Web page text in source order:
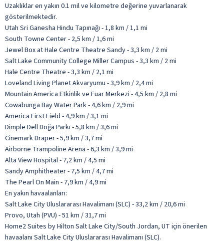
Uzaklıklar en yakın 0.1 mil ve kilometre değerine yuvarlanarak
gösterilmektedir.
Utah Sri Ganesha Hindu Tapınağı - 1,8 km / 1,1 mi
South Towne Center - 2,5 km / 1,6 mi
Jewel Box at Hale Centre Theatre Sandy - 3,3 km / 2 mi
Salt Lake Community College Miller Campus - 3,3 km / 2 mi
Hale Centre Theatre - 3,3 km / 2,1 mi
Loveland Living Planet Akvaryumu - 3,9 km / 2,4 mi
Mountain America Etkinlik ve Fuar Merkezi - 4,5 km / 2,8 mi
Cowabunga Bay Water Park - 4,6 km / 2,9 mi
America First Field - 4,9 km / 3,1 mi
Dimple Dell Doğa Parkı - 5,8 km / 3,6 mi
Cinemark Draper - 5,9 km / 3,7 mi
Airborne Trampoline Arena - 6,3 km / 3,9 mi
Alta View Hospital - 7,2 km / 4,5 mi
Sandy Amphitheater - 7,5 km / 4,7 mi
The Pearl On Main - 7,9 km / 4,9 mi
En yakın havaalanları:
Salt Lake City Uluslararası Havalimanı (SLC) - 33,2 km / 20,6 mi
Provo, Utah (PVU) - 51 km / 31,7 mi
Home2 Suites by Hilton Salt Lake City/South Jordan, UT için önerilen
havaalanı Salt Lake City Uluslararası Havalimanı (SLC).